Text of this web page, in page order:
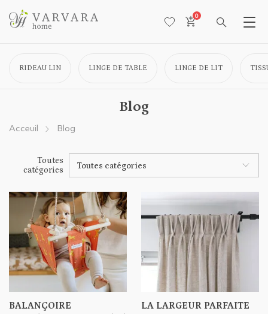
0
RIDEAU LIN LINGE DE TABLE LINGE DE LIT
Blog
Acceuil Blog
Toutes
catégories
Toutes catégories
BALANÇOIRE
LA LARGEUR PARFAITE